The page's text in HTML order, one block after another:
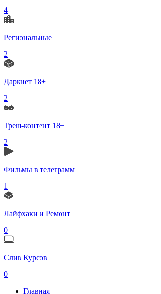
4
Региональные
2
Даркнет 18+
2
Треш-контент 18+
2
Фильмы в телеграмм
1
Лайфхаки и Ремонт
0
Слив Курсов
0
Главная